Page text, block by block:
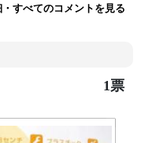
すべてのコメントを見る
1票